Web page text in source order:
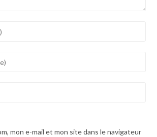
mon e-mail et mon site dans le navigateur